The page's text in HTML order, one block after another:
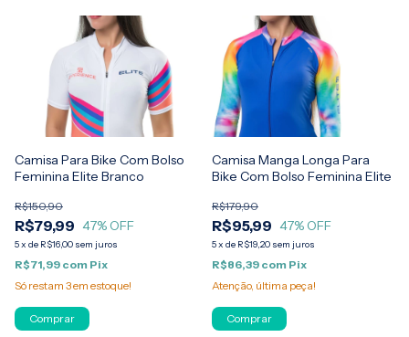
Camisa Para Bike Com Bolso
Feminina Elite Branco
R$79,99
R$150,90
47% OFF
5x de R$16,00 sem juros
R$71,99 com Pix
Só restam 3em estoque!
Comprar
Camisa Manga Longa Para
Bike Com Bolso Feminina Elite
R$95,99
R$179,90
47% OFF
5x de R$19,20 sem juros
R$86,39 com Pix
Atenção, última peça!
Comprar